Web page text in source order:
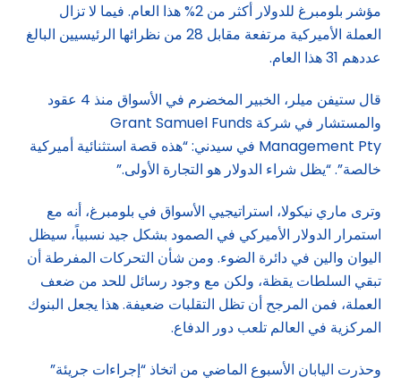
مؤشر بلومبرغ للدولار أكثر من 2% هذا العام. فيما لا تزال
العملة الأميركية مرتفعة مقابل 28 من نظرائها الرئيسيين البالغ
عددهم 31 هذا العام.
قال ستيفن ميلر، الخبير المخضرم في الأسواق منذ 4 عقود
والمستشار في شركة Grant Samuel Funds
Management Pty في سيدني: “هذه قصة استثنائية أميركية
خالصة”. “يظل شراء الدولار هو التجارة الأولى.”
وترى ماري نيكولا، استراتيجيي الأسواق في بلومبرغ، أنه مع
استمرار الدولار الأميركي في الصمود بشكل جيد نسبياً، سيظل
اليوان والين في دائرة الضوء. ومن شأن التحركات المفرطة أن
تبقي السلطات يقظة، ولكن مع وجود رسائل للحد من ضعف
العملة، فمن المرجح أن تظل التقلبات ضعيفة. هذا يجعل البنوك
المركزية في العالم تلعب دور الدفاع.
وحذرت اليابان الأسبوع الماضي من اتخاذ “إجراءات جريئة”